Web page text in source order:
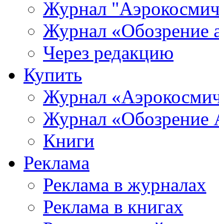
Журнал
Журнал «Обозрение
Через редакцию
Купить
Журнал
Журнал «Обозрение
Книги
Реклама
Реклама в журналах
Реклама в книгах